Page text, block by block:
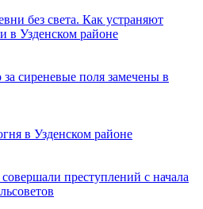
без света. Как устраняют
в Узденском районе
сиреневые поля замечены в
в Узденском районе
преступлений с начала